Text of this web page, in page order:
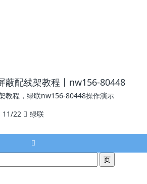
蔽配线架教程丨nw156-80448
教程，绿联nw156-80448操作演示
11/22 绿联